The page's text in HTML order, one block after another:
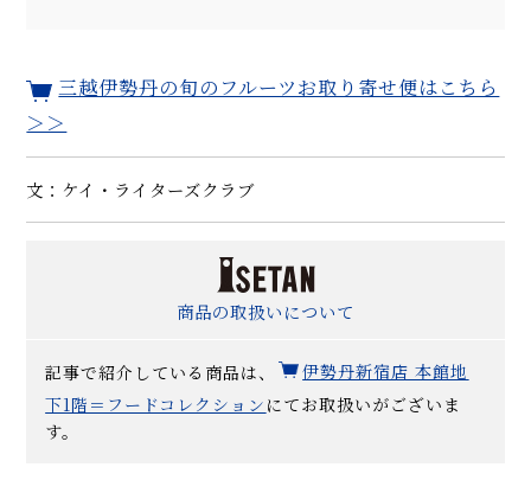
三越伊勢丹の旬のフルーツお取り寄せ便はこちら
＞＞
文：ケイ・ライターズクラブ
商品の取扱いについて
記事で紹介している商品は、
伊勢丹新宿店 本館地
下1階＝フードコレクション にてお取扱いがございま
す。